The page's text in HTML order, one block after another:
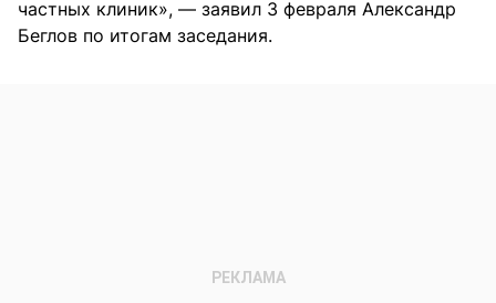
частных клиник», — заявил 3 февраля Александр
Беглов по итогам заседания.